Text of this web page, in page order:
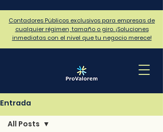
Contadores Públicos exclusivos para empresas de
cualquier régimen, tamaño o giro. ¡Soluciones
inmediatas con el nivel que tu negocio merece!
Entrada
All Posts